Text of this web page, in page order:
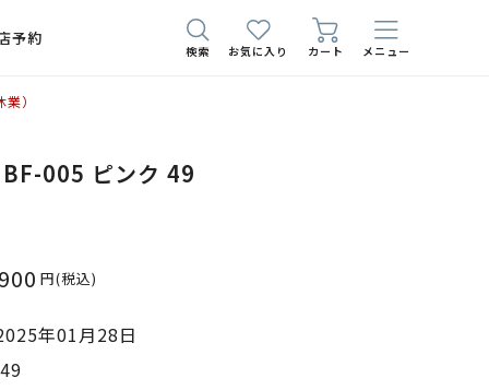
予約
検索 お気に入り カート メニュー
）
005 ピンク 49
円(税込)
年01月28日